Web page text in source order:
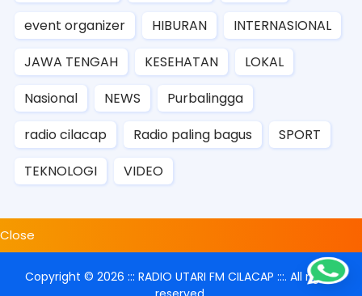
event organizer
HIBURAN
INTERNASIONAL
JAWA TENGAH
KESEHATAN
LOKAL
Nasional
NEWS
Purbalingga
radio cilacap
Radio paling bagus
SPORT
TEKNOLOGI
VIDEO
Close
Copyright © 2026 ::: RADIO UTARI FM CILACAP :::. All rights